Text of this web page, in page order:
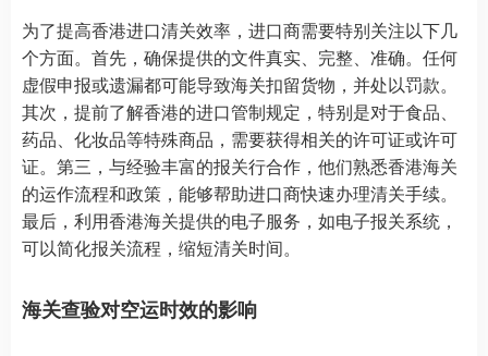
为了提高香港进口清关效率，进口商需要特别关注以下几
个方面。首先，确保提供的文件真实、完整、准确。任何
虚假申报或遗漏都可能导致海关扣留货物，并处以罚款。
其次，提前了解香港的进口管制规定，特别是对于食品、
药品、化妆品等特殊商品，需要获得相关的许可证或许可
证。第三，与经验丰富的报关行合作，他们熟悉香港海关
的运作流程和政策，能够帮助进口商快速办理清关手续。
最后，利用香港海关提供的电子服务，如电子报关系统，
可以简化报关流程，缩短清关时间。
海关查验对空运时效的影响